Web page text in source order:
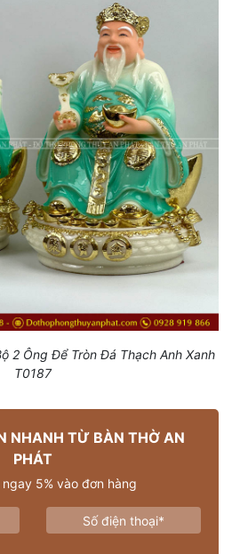
2 Ông Để Tròn Đá Thạch Anh Xanh
T0187
NHANH TỪ BÀN THỜ AN
PHÁT
5% vào đơn hàng